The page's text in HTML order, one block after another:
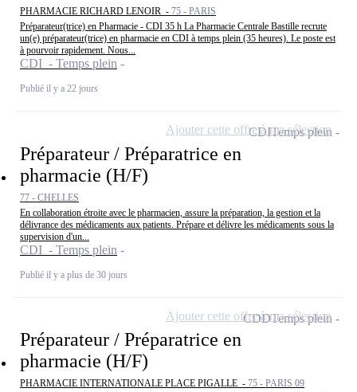
PHARMACIE RICHARD LENOIR - 75 - PARIS
Préparateur(trice) en Pharmacie - CDI 35 h La Pharmacie Centrale Bastille recrute
un(e) préparateur(trice) en pharmacie en CDI à temps plein (35 heures). Le poste est
à pourvoir rapidement. Nous...
CDI - Temps plein
Publié il y a 22 jours
Préparateur / Préparatrice en
pharmacie (H/F)
77 - CHELLES
En collaboration étroite avec le pharmacien, assure la préparation, la gestion et la
délivrance des médicaments aux patients. Prépare et délivre les médicaments sous la
supervision d'un...
CDI - Temps plein
Publié il y a plus de 30 jours
CDITemps plein
Ajouter cette offre à ma sélection
Préparateur / Préparatrice en
pharmacie (H/F)
PHARMACIE INTERNATIONALE PLACE PIGALLE - 75 - PARIS 09
CDDTemps plein
Ajouter cette offre à ma sélection